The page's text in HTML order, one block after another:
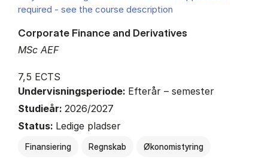
required - see the course description
MSc AEF
Corporate Finance and Derivatives
7,5 ECTS
Undervisningsperiode: Efterår – semester
Studieår: 2026/2027
Status: Ledige pladser
Finansiering Regnskab Økonomistyring